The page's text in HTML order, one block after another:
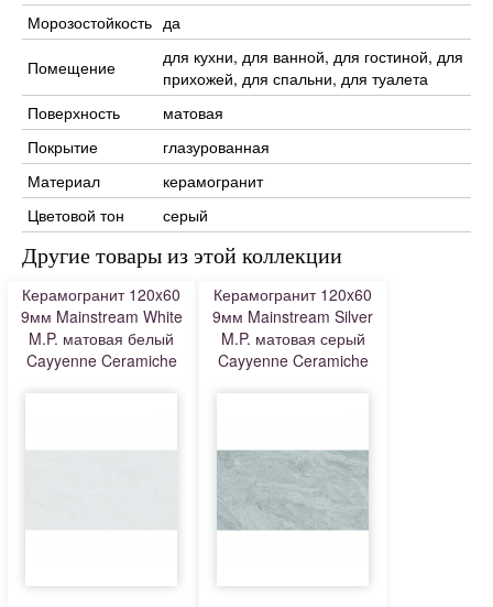
Морозостойкость да
Помещение
для кухни, для ванной, для гостиной, для
прихожей, для спальни, для туалета
Поверхность
матовая
Покрытие
глазурованная
Материал
керамогранит
Цветовой тон
серый
Другие товары из этой коллекции
Керамогранит 120x60
9мм Mainstream White
M.P. матовая белый
Cayyenne Ceramiche
Керамогранит 120x60
9мм Mainstream Silver
M.P. матовая серый
Cayyenne Ceramiche